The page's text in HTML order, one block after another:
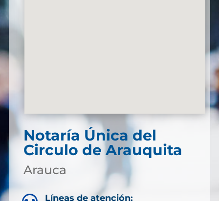
Notaría Única del
Circulo de Arauquita
Arauca
Líneas de atención: